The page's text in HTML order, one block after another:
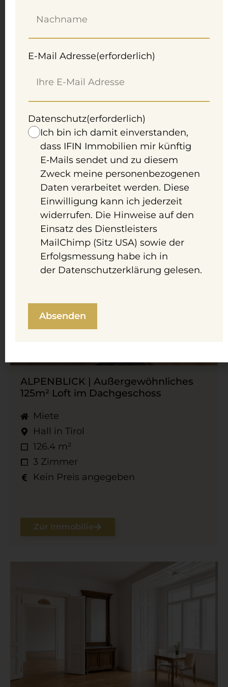
Purkersdorf
5 Zimmer
620.000 €
Zur Immobilie
ALPENBLICK | Außergewöhnliches
125m² Loft im Dachgeschoss
Miete
Hall in Tirol
126.4 m²
3 Zimmer
Kein Preis angegeben
Zur Immobilie
E-Mail Adresse(erforderlich)
Datenschutz(erforderlich)
Ich bin ich damit einverstanden,
dass IFIN Immobilien mir künftig
E‑Mails sendet und zu diesem
Zweck meine personenbezogenen
Daten verarbeitet werden. Diese
Einwilligung kann ich jederzeit
widerrufen. Die Hinweise auf den
Einsatz des Dienstleisters
MailChimp (Sitz USA) sowie der
Erfolgsmessung habe ich in
der Datenschutzerklärung gelesen.